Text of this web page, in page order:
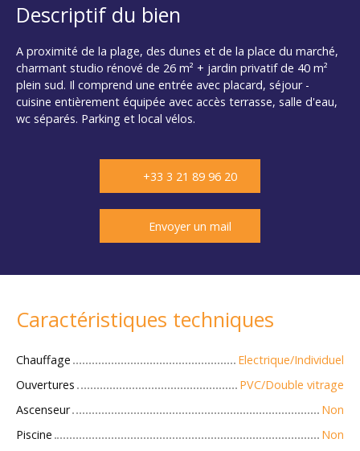
Descriptif du bien
A proximité de la plage, des dunes et de la place du marché,
charmant studio rénové de 26 m² + jardin privatif de 40 m²
plein sud. Il comprend une entrée avec placard, séjour -
cuisine entièrement équipée avec accès terrasse, salle d'eau,
wc séparés. Parking et local vélos.
+33 3 21 89 96 20
Envoyer un mail
Caractéristiques techniques
Chauffage
Electrique/Individuel
Ouvertures
PVC/Double vitrage
Ascenseur
Non
Piscine
Non